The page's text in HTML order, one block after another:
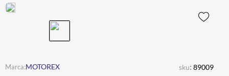
MOTOREX sku: 89009
BOTA
4º ÓCULOS SOLAR